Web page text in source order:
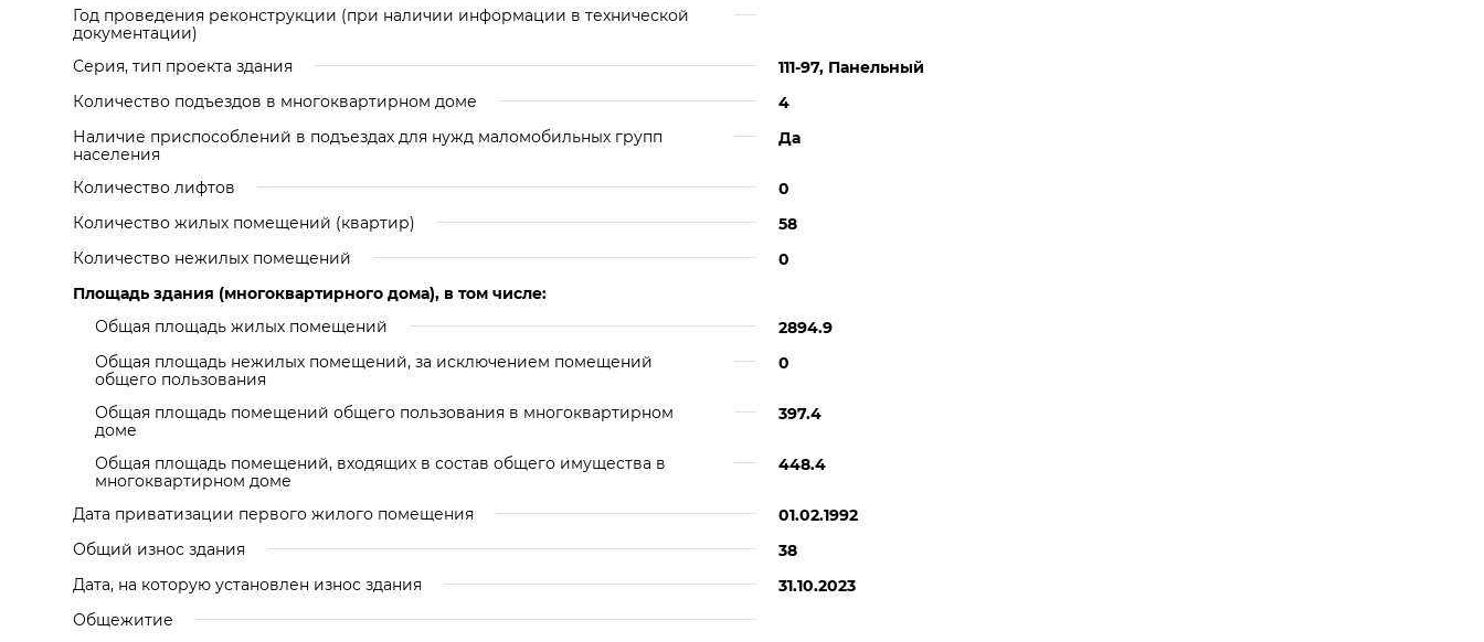
Год проведения реконструкции (при наличии информации в технической
документации)
Серия, тип проекта здания
111-97, Панельный
Количество подъездов в многоквартирном доме
4
Наличие приспособлений в подъездах для нужд маломобильных групп
населения
Да
Количество лифтов
0
Количество жилых помещений (квартир)
58
Количество нежилых помещений
0
Площадь здания (многоквартирного дома), в том числе:
Общая площадь жилых помещений
2894.9
Общая площадь нежилых помещений, за исключением помещений
общего пользования
0
Общая площадь помещений общего пользования в многоквартирном
доме
397.4
Общая площадь помещений, входящих в состав общего имущества в
многоквартирном доме
448.4
Дата приватизации первого жилого помещения
01.02.1992
Общий износ здания
38
Дата, на которую установлен износ здания
31.10.2023
Общежитие